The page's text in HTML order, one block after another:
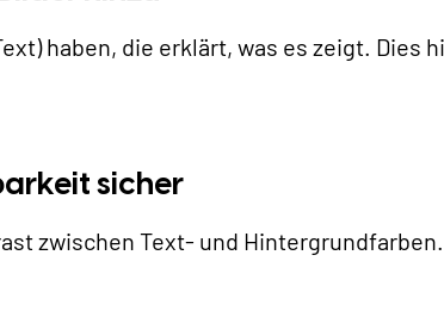
haben, die erklärt, was es zeigt. Dies
sicher
zwischen Text- und